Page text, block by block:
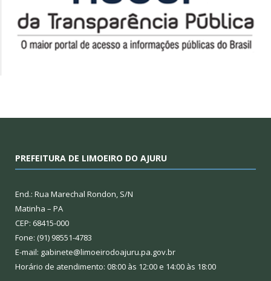
PREFEITURA DE LIMOEIRO DO AJURU
End.: Rua Marechal Rondon, S/N
Matinha – PA
CEP: 68415-000
Fone: (91) 98551-4783
E-mail: gabinete@limoeirodoajuru.pa.gov.br
Horário de atendimento: 08:00 às 12:00 e 14:00 às 18:00